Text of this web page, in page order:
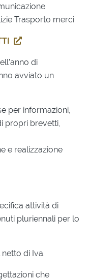
Trasporto merci
di
avviato un
per informazioni,
propri brevetti,
e realizzazione
attività di
pluriennali per lo
di Iva.
che